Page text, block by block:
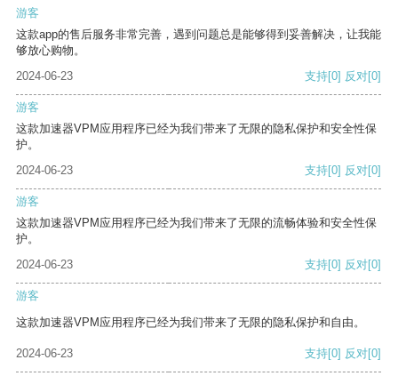
游客
这款app的售后服务非常完善，遇到问题总是能够得到妥善解决，让我能
够放心购物。
2024-06-23
支持[0] 反对[0]
游客
这款加速器VPM应用程序已经为我们带来了无限的隐私保护和安全性保
护。
2024-06-23
支持[0] 反对[0]
游客
这款加速器VPM应用程序已经为我们带来了无限的流畅体验和安全性保
护。
2024-06-23
支持[0] 反对[0]
游客
这款加速器VPM应用程序已经为我们带来了无限的隐私保护和自由。
2024-06-23 支持[0] 反对[0]